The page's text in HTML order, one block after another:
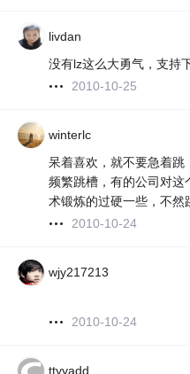
livdan
没有lz这么大勇气，支持
2010-10-25
winterlc
呆着喜欢，就不要急着跳
频繁跳槽，有的公司对
术锻炼的过硬一些，不然
2010-10-24
wjy217213
2010-10-24
ttyyadd